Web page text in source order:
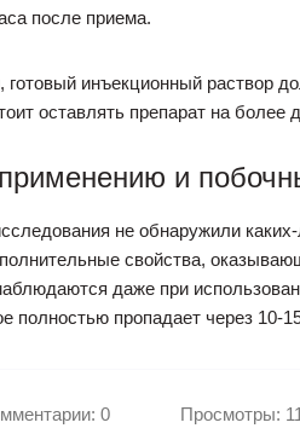
после приема.
инъекционный раствор
оставлять препарат на более
применению и
не обнаружили
свойства,
даже при
полностью пропадает через 10-
0 Просмотры: